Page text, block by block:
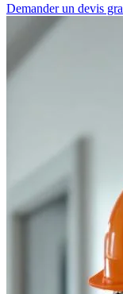
Demander un devis